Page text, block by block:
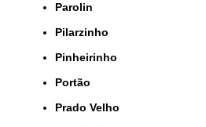
Parolin
Pilarzinho
Pinheirinho
Portão
Prado Velho